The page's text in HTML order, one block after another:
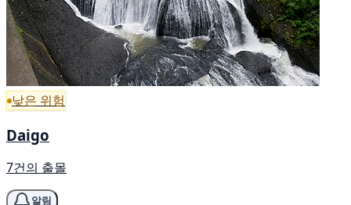
낮은 위험
Daigo
7건의 출몰
알림